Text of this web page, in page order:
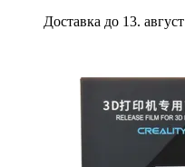
Доставка до 13. август